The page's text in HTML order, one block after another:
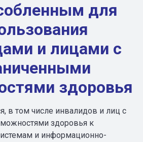
для
и лицами с
тями здоровья
в том числе инвалидов и лиц с
здоровья к
и информационно-